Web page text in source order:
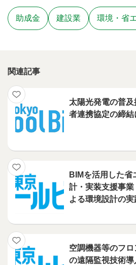
助成金 建設業 環境・省
関連記事
太陽光発電の普
者連携協定の締結
BIMを活用した省
計・実装支援事
よる環境設計の
空調機器等のフ
の遠隔監視技術導